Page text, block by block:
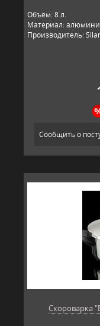
Объём: 8 л.
Материал:
Производитель:
Сообщить о
Скороварка